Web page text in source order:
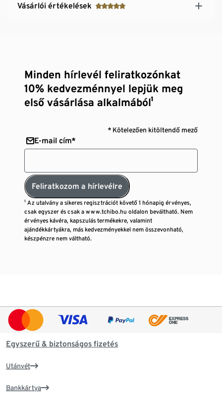
Vásárlói értékelések
Minden hírlevél feliratkozónkat
10% kedvezménnyel lepjük meg
első vásárlása alkalmából¹
* Kötelezően kitöltendő mező
E-mail cím*
Feliratkozom a hírlevélre
¹ Az utalvány a sikeres regisztrációt követő 1 hónapig érvényes,
csak egyszer és csak a www.tchibo.hu oldalon beváltható. Nem
érvényes kávéra, kapszulás termékekre, valamint
ajándékkártyákra, más kedvezményekkel nem összevonható,
készpénzre nem váltható.
Egyszerű & biztonságos fizetés
Utánvét
Bankkártya